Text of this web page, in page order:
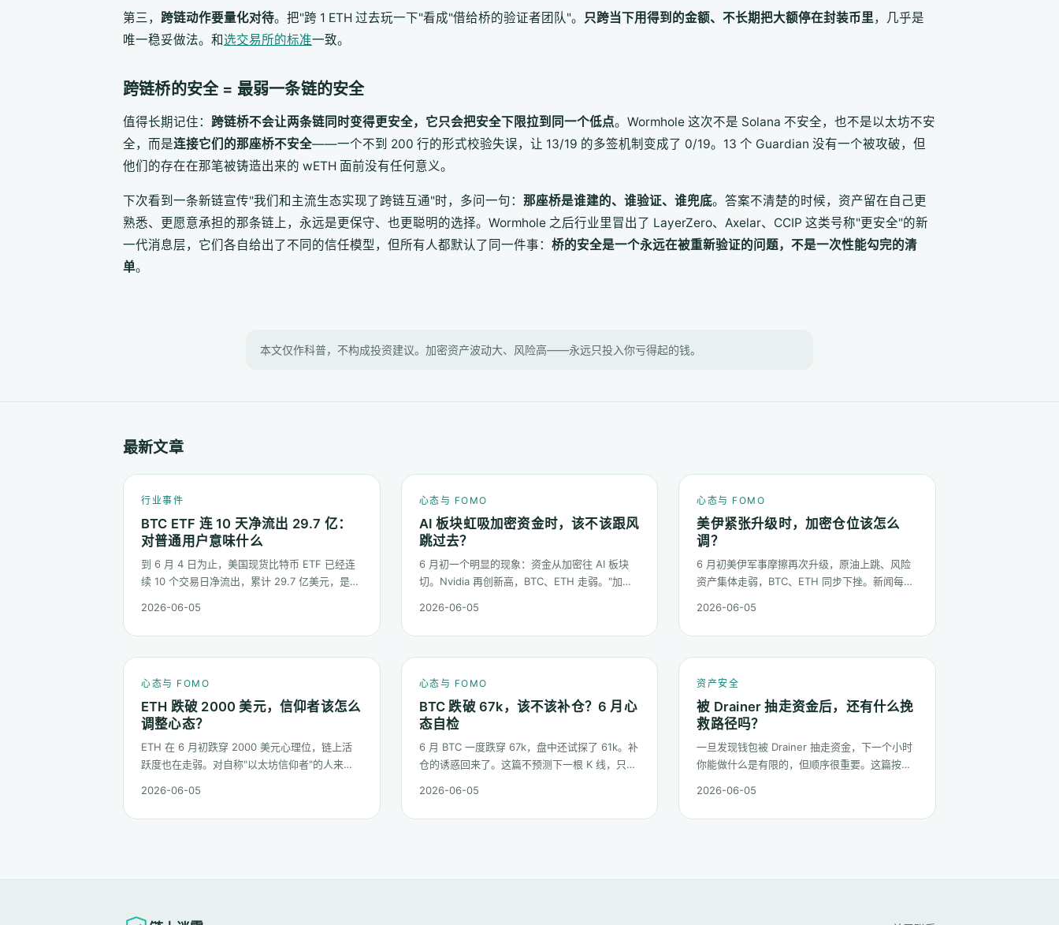
第三， 跨链动作要量化对待。把"跨 1 ETH 过去玩一下"看成"借给桥的验证者团队"。 只跨当下用得到的金额、不长期把大额停在封装币里，几乎是
唯一稳妥做法。和选交易所的标准一致。
跨链桥的安全 = 最弱一条链的安全
值得长期记住： 跨链桥不会让两条链同时变得更安全，它只会把安全下限拉到同一个低点。Wormhole 这次不是 Solana 不安全，也不是以太坊不安
全，而是连接它们的那座桥不安全——一个不到 200 行的形式校验失误，让 13/19 的多签机制变成了 0/19。13 个 Guardian 没有一个被攻破，但
他们的存在在那笔被铸造出来的 wETH 面前没有任何意义。
下次看到一条新链宣传"我们和主流生态实现了跨链互通"时，多问一句： 那座桥是谁建的、谁验证、谁兜底。答案不清楚的时候，资产留在自己更
熟悉、更愿意承担的那条链上，永远是更保守、也更聪明的选择。Wormhole 之后行业里冒出了 LayerZero、Axelar、CCIP 这类号称"更安全"的新
一代消息层，它们各自给出了不同的信任模型，但所有人都默认了同一件事： 桥的安全是一个永远在被重新验证的问题，不是一次性能勾完的清
单。
本文仅作科普，不构成投资建议。加密资产波动大、风险高——永远只投入你亏得起的钱。
最新文章
行业事件
BTC ETF 连 10 天净流出 29.7 亿：
对普通用户意味什么
到 6 月 4 日为止，美国现货比特币 ETF 已经连
续 10 个交易日净流出，累计 29.7 亿美元，是产
2026-06-05
心态与 FOMO
AI 板块虹吸加密资金时，该不该跟风
跳过去？
6 月初一个明显的现象：资金从加密往 AI 板块
切。Nvidia 再创新高，BTC、ETH 走弱。"加密
态该怎么稳。
2026-06-05
心态与 FOMO
美伊紧张升级时，加密仓位该怎么
调？
6 月初美伊军事摩擦再次升级，原油上跳、风险
资产集体走弱，BTC、ETH 同步下挫。新闻每隔
规矩走。
2026-06-05
心态与 FOMO
ETH 跌破 2000 美元，信仰者该怎么
调整心态？
ETH 在 6 月初跌穿 2000 美元心理位，链上活
跃度也在走弱。对自称"以太坊信仰者"的人来
磨低的价格。
2026-06-05
心态与 FOMO
BTC 跌破 67k，该不该补仓？6 月心
态自检
6 月 BTC 一度跌穿 67k，盘中还试探了 61k。补
仓的诱惑回来了。这篇不预测下一根 K 线，只问
2026-06-05
资产安全
被 Drainer 抽走资金后，还有什么挽
救路径吗？
一旦发现钱包被 Drainer 抽走资金，下一个小时
你能做什么是有限的，但顺序很重要。这篇按时
更长期的善后。
2026-06-05